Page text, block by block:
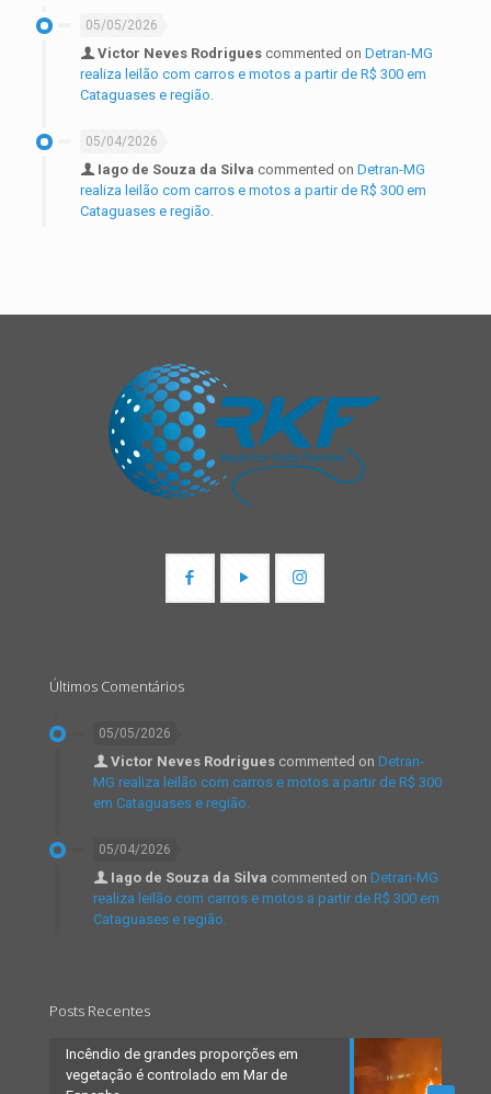
05/05/2026
Victor Neves Rodrigues commented on Detran-MG
realiza leilão com carros e motos a partir de R$ 300 em
Cataguases e região.
05/04/2026
Iago de Souza da Silva commented on Detran-MG
realiza leilão com carros e motos a partir de R$ 300 em
Cataguases e região.
Últimos Comentários
05/05/2026
Victor Neves Rodrigues commented on Detran-
MG realiza leilão com carros e motos a partir de R$ 300
em Cataguases e região.
05/04/2026
Iago de Souza da Silva commented on Detran-MG
realiza leilão com carros e motos a partir de R$ 300 em
Cataguases e região.
Posts Recentes
Incêndio de grandes proporções em
vegetação é controlado em Mar de